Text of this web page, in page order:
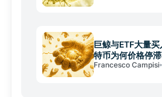
巨鲸与ETF大量
特币为何价格停
Francesco Campisi